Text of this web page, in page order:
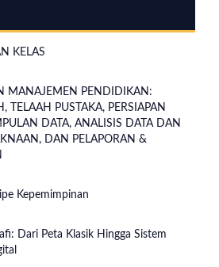
KELAS
MANAJEMEN PENDIDIKAN:
TELAAH PUSTAKA, PERSIAPAN
DATA, ANALISIS DATA DAN
DAN PELAPORAN &
Kepemimpinan
Dari Peta Klasik Hingga Sistem